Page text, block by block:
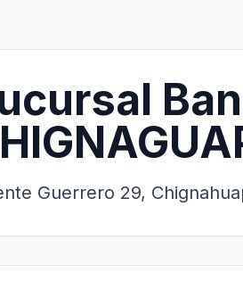
Guerrero 29,